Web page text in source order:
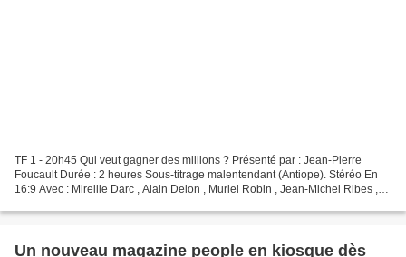
TF 1 - 20h45 Qui veut gagner des millions ? Présenté par : Jean-Pierre
Foucault Durée : 2 heures Sous-titrage malentendant (Antiope). Stéréo En
16:9 Avec : Mireille Darc , Alain Delon , Muriel Robin , Jean-Michel Ribes ,
Un nouveau magazine people en kiosque dès